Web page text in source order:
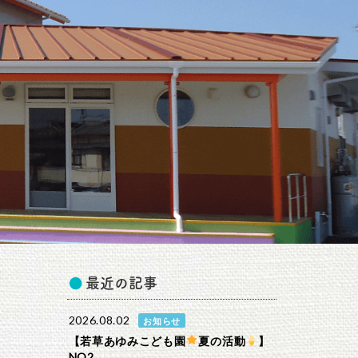
最近の記事
2026.08.02 お知らせ
【若草あゆみこども園 夏の活動
】